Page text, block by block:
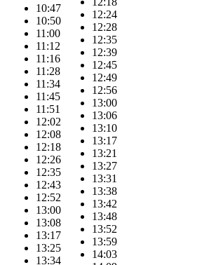
10:47
10:50
11:00
11:12
11:16
11:28
11:34
11:45
11:51
12:02
12:08
12:18
12:26
12:35
12:43
12:52
13:00
13:08
13:17
13:25
13:34
12:24
12:28
12:35
12:39
12:45
12:49
12:56
13:00
13:06
13:10
13:17
13:21
13:27
13:31
13:38
13:42
13:48
13:52
13:59
14:03